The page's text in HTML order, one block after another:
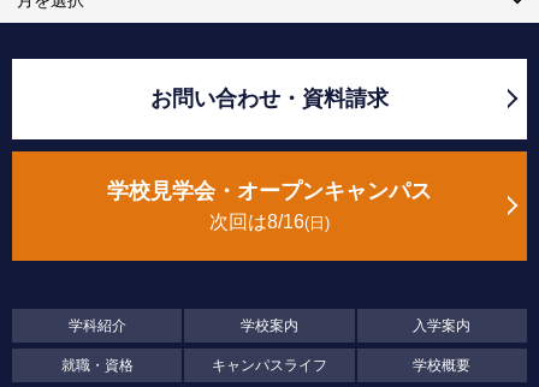
お問い合わせ・資料請求
学校見学会・オープンキャンパス
次回は8/16 日
学科紹介 学校案内 入学案内
就職・資格 キャンパスライフ 学校概要